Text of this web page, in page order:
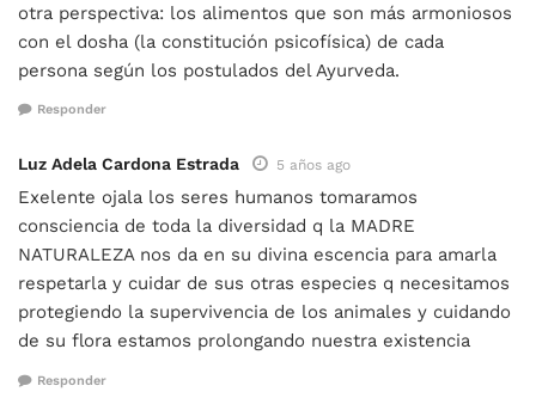
otra perspectiva: los alimentos que son más armoniosos
con el dosha (la constitución psicofísica) de cada
persona según los postulados del Ayurveda.
Responder
Luz Adela Cardona Estrada 5 años ago
Exelente ojala los seres humanos tomaramos
consciencia de toda la diversidad q la MADRE
NATURALEZA nos da en su divina escencia para amarla
respetarla y cuidar de sus otras especies q necesitamos
protegiendo la supervivencia de los animales y cuidando
de su flora estamos prolongando nuestra existencia
Responder